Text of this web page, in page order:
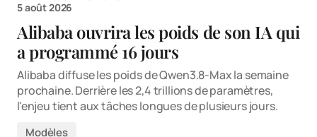
5 août 2026
Alibaba ouvrira les poids de son IA qui
a programmé 16 jours
Alibaba diffuse les poids de Qwen3.8-Max la semaine
prochaine. Derrière les 2,4 trillions de paramètres,
l'enjeu tient aux tâches longues de plusieurs jours.
Modèles